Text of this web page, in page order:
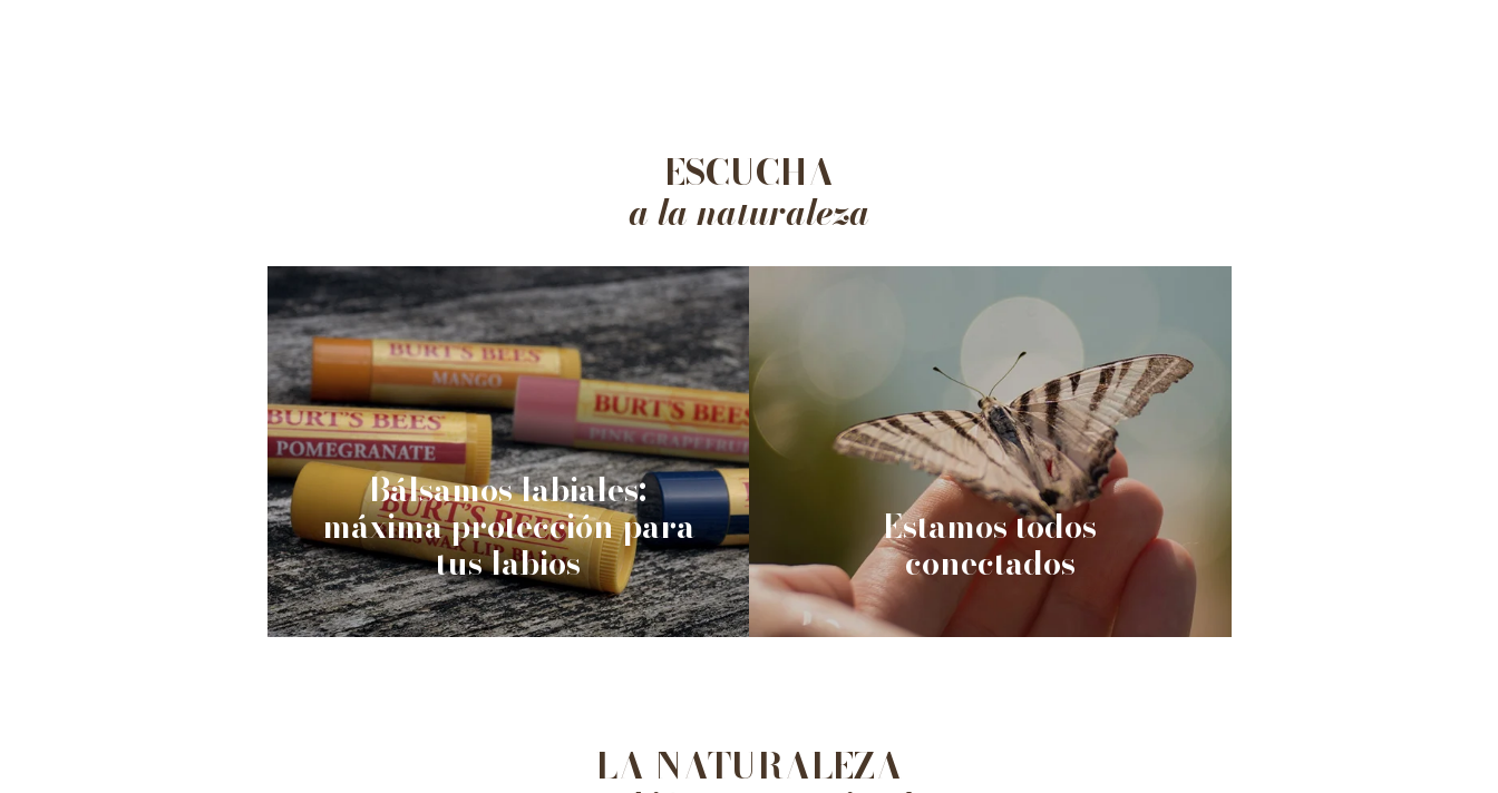
ESCUCHA
a la naturaleza
Bálsamos labiales:
máxima protección para
tus labios
Estamos todos
conectados
LA NATURALEZA